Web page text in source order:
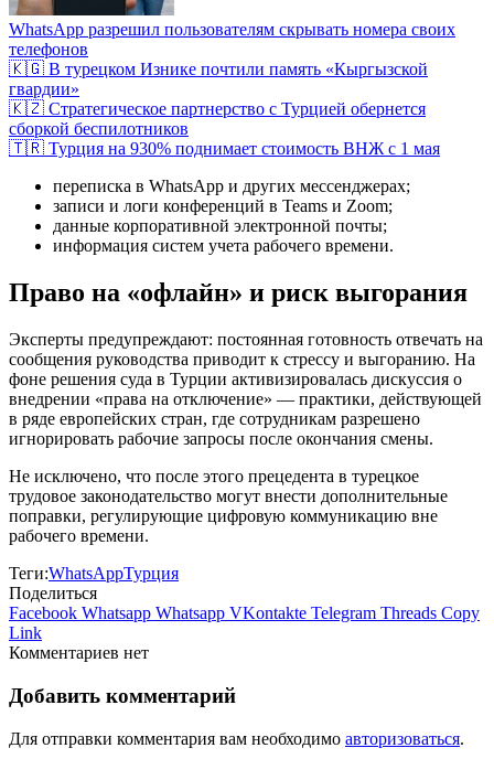
WhatsApp разрешил пользователям скрывать номера своих
телефонов
🇰🇬 В турецком Изнике почтили память «Кыргызской
гвардии»
🇰🇿 Стратегическое партнерство с Турцией обернется
сборкой беспилотников
🇹🇷 Турция на 930% поднимает стоимость ВНЖ с 1 мая
переписка в WhatsApp и других мессенджерах;
записи и логи конференций в Teams и Zoom;
данные корпоративной электронной почты;
информация систем учета рабочего времени.
Право на «офлайн» и риск выгорания
Эксперты предупреждают: постоянная готовность отвечать на
сообщения руководства приводит к стрессу и выгоранию. На
фоне решения суда в Турции активизировалась дискуссия о
внедрении «права на отключение» — практики, действующей
в ряде европейских стран, где сотрудникам разрешено
игнорировать рабочие запросы после окончания смены.
Не исключено, что после этого прецедента в турецкое
трудовое законодательство могут внести дополнительные
поправки, регулирующие цифровую коммуникацию вне
рабочего времени.
Теги:WhatsAppТурция
Поделиться
Facebook Whatsapp Whatsapp VKontakte Telegram Threads Copy
Link
Комментариев нет
Добавить комментарий
Для отправки комментария вам необходимо авторизоваться.